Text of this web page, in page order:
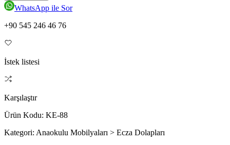
WhatsApp ile Sor
+90 545 246 46 76
İstek listesi
Karşılaştır
Ürün Kodu: KE-88
Kategori: Anaokulu Mobilyaları > Ecza Dolapları